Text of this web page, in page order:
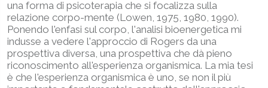
una forma di psicoterapia che si focalizza sulla
relazione corpo-mente (Lowen, 1975, 1980, 1990).
Ponendo l'enfasi sul corpo, l'analisi bioenergetica mi
indusse a vedere l'approccio di Rogers da una
prospettiva diversa, una prospettiva che dà pieno
riconoscimento all'esperienza organismica. La mia tesi
è che l'esperienza organismica è uno, se non il più